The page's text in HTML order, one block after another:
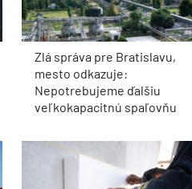
Zlá správa pre Bratislavu,
mesto odkazuje:
Nepotrebujeme ďalšiu
veľkokapacitnú spaľovňu